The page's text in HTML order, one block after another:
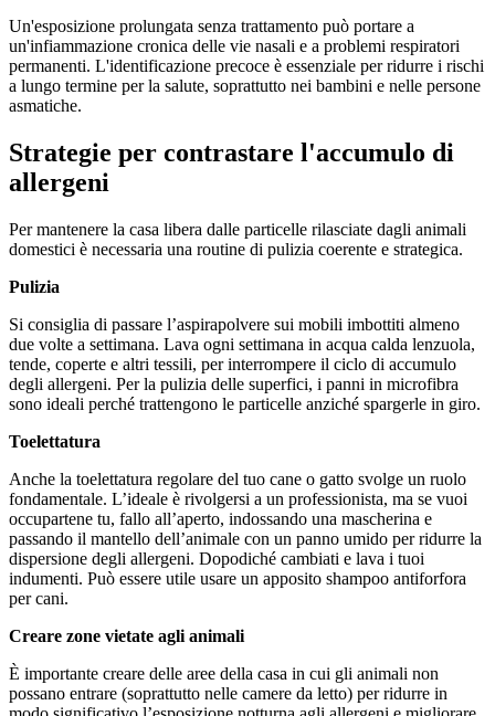
Un'esposizione prolungata senza trattamento può portare a
un'infiammazione cronica delle vie nasali e a problemi respiratori
permanenti. L'identificazione precoce è essenziale per ridurre i rischi
a lungo termine per la salute, soprattutto nei bambini e nelle persone
asmatiche.
Strategie per contrastare l'accumulo di
allergeni
Per mantenere la casa libera dalle particelle rilasciate dagli animali
domestici è necessaria una routine di pulizia coerente e strategica.
Pulizia
Si consiglia di passare l’aspirapolvere sui mobili imbottiti almeno
due volte a settimana. Lava ogni settimana in acqua calda lenzuola,
tende, coperte e altri tessili, per interrompere il ciclo di accumulo
degli allergeni. Per la pulizia delle superfici, i panni in microfibra
sono ideali perché trattengono le particelle anziché spargerle in giro.
Toelettatura
Anche la toelettatura regolare del tuo cane o gatto svolge un ruolo
fondamentale. L’ideale è rivolgersi a un professionista, ma se vuoi
occupartene tu, fallo all’aperto, indossando una mascherina e
passando il mantello dell’animale con un panno umido per ridurre la
dispersione degli allergeni. Dopodiché cambiati e lava i tuoi
indumenti. Può essere utile usare un apposito shampoo antiforfora
per cani.
Creare zone vietate agli animali
È importante creare delle aree della casa in cui gli animali non
possano entrare (soprattutto nelle camere da letto) per ridurre in